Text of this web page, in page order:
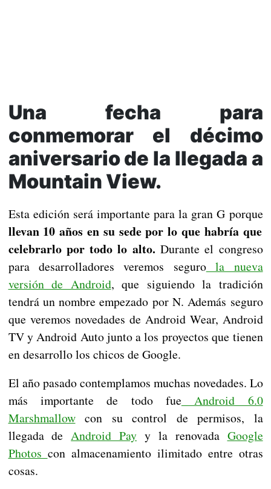
Una fecha para
conmemorar el décimo
aniversario de la llegada a
Mountain View.
Esta edición será importante para la gran G porque
llevan 10 años en su sede por lo que habría que
celebrarlo por todo lo alto. Durante el congreso
para desarrolladores veremos segurola nueva
versión de Android, que siguiendo la tradición
tendrá un nombre empezado por N. Además seguro
que veremos novedades de Android Wear, Android
TV y Android Auto junto a los proyectos que tienen
en desarrollo los chicos de Google.
El año pasado contemplamos muchas novedades. Lo
más importante de todo fue Android 6.0
Marshmallowcon su control de permisos, la
llegada deAndroid Pay y la renovada Google
Photos con almacenamiento ilimitado entre otras
cosas.